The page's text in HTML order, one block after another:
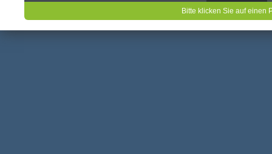
Bitte klicken Sie auf einen